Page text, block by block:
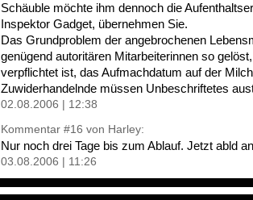
Schäuble möchte ihm dennoch die
Inspektor Gadget, übernehmen Sie.
Das Grundproblem der angebrochenen
genügend autoritären Mitarbeiterinnen so
verpflichtet ist, das Aufmachdatum auf der
Zuwiderhandelnde müssen Unbeschriftetes
02.08.2006 | 12:38
Kommentar #16 von Harley:
Nur noch drei Tage bis zum Ablauf. Jetzt abld
03.08.2006 | 11:26